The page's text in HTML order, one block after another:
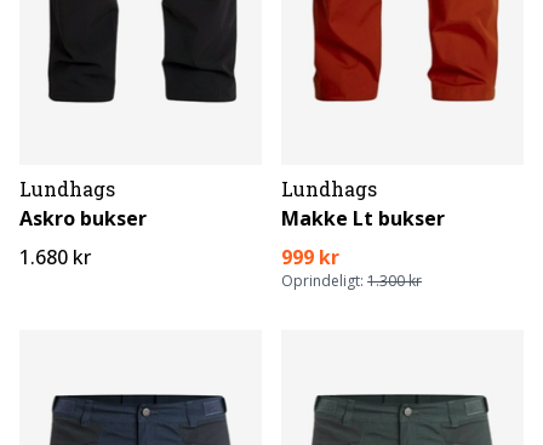
Lundhags
Askro bukser
1.680 kr
Lundhags
Makke Lt bukser
999 kr
Oprindeligt: 1.300 kr